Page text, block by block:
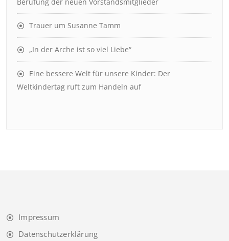
Trauer um Susanne Tamm
„In der Arche ist so viel Liebe“
Eine bessere Welt für unsere Kinder: Der
Weltkindertag ruft zum Handeln auf
Impressum
Datenschutzerklärung